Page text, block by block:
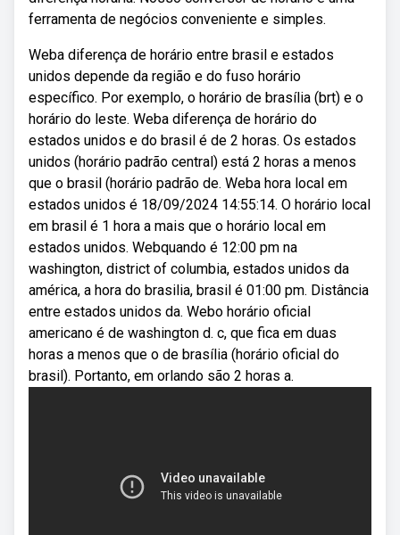
ferramenta de negócios conveniente e simples.
Weba diferença de horário entre brasil e estados
unidos depende da região e do fuso horário
específico. Por exemplo, o horário de brasília (brt) e o
horário do leste. Weba diferença de horário do
estados unidos e do brasil é de 2 horas. Os estados
unidos (horário padrão central) está 2 horas a menos
que o brasil (horário padrão de. Weba hora local em
estados unidos é 18/09/2024 14:55:14. O horário local
em brasil é 1 hora a mais que o horário local em
estados unidos. Webquando é 12:00 pm na
washington, district of columbia, estados unidos da
américa, a hora do brasilia, brasil é 01:00 pm. Distância
entre estados unidos da. Webo horário oficial
americano é de washington d. c, que fica em duas
horas a menos que o de brasília (horário oficial do
brasil). Portanto, em orlando são 2 horas a.